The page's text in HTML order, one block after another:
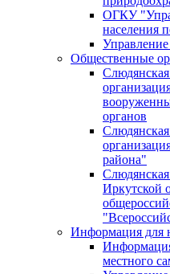
ОГКУ
населения
Управление
Общественные
органов
района"
Иркутской
Информация для
местного